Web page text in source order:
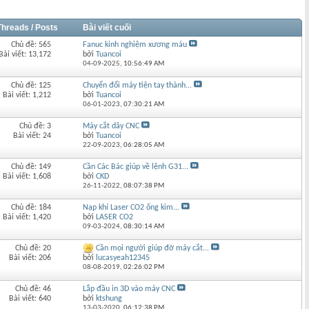
/ Posts Bài viết cuối
Chủ đề: 565
Bài viết: 13,172
Fanuc kinh nghiệm xương máu
bởiTuancoi
04-09-2025, 10:56:49 AM
Chủ đề: 125
Bài viết: 1,212
Chuyển đổi máy tiện tay thành...
bởiTuancoi
06-01-2023,07:30:21 AM
Chủ đề: 3
Bài viết: 24
Máy cắt dây CNC
bởiTuancoi
22-09-2023,06:28:05 AM
Chủ đề: 149
Bài viết: 1,608
Cần Các Bác giúp về lệnh G31...
bởiCKD
26-11-2022,08:07:38 PM
Chủ đề: 184
Bài viết: 1,420
Nạp khí Laser CO2 ống kim...
bởi LASER CO2
09-03-2024,08:30:14 AM
Chủ đề: 20
Bài viết: 206
Cần mọi người giúp đỡ máy cắt...
bởi lucasyeah12345
08-08-2019,02:26:02 PM
Chủ đề: 46
Bài viết: 640
Lắp đầu in 3D vào máy CNC
bởi ktshung